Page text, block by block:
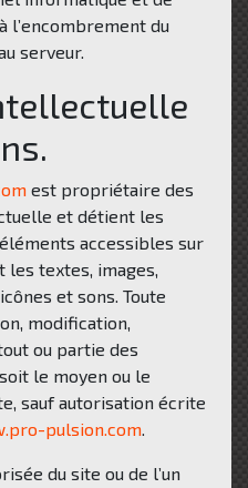
l’encombrement du
serveur.
est propriétaire des
et détient les
accessibles sur
textes, images,
et sons. Toute
modification,
ou partie des
le moyen ou le
sauf autorisation écrite
pulsion.com.
du site ou de l’un